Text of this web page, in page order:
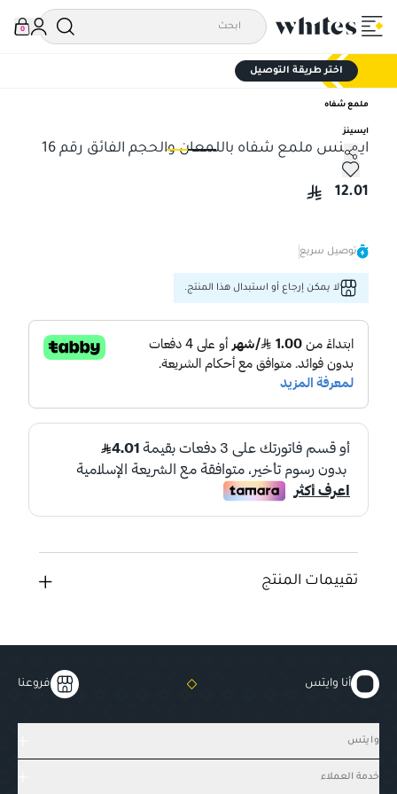
0
اختر طريقة التوصيل
ملمع شفاه
ايسينز
ايسنس ملمع شفاه باللمعان والحجم الفائق رقم 16
ايسنس ملمع شفاه باللمعان والحجم الفائق رقم 16
12.01
توصيل سريع
لا يمكن إرجاع أو استبدال هذا المنتج.
تقييمات المنتج
أنا وايتس فروعنا
وايتس
خدمة العملاء